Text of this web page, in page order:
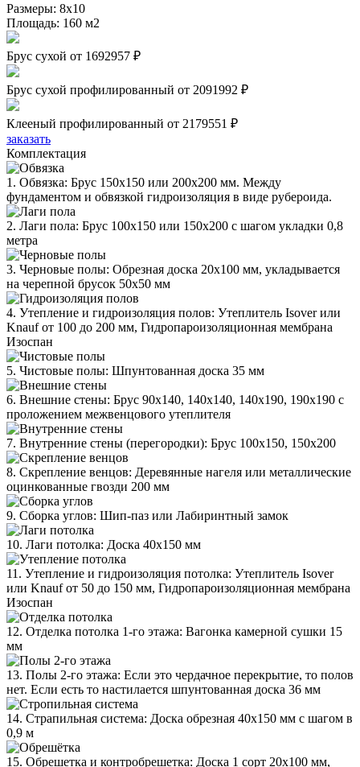
Размеры: 8х10
Площадь: 160 м2
Брус сухой от 1692957 ₽
Брус сухой профилированный от 2091992 ₽
Клееный профилированный от 2179551 ₽
заказать
Комплектация
1. Обвязка: Брус 150х150 или 200х200 мм. Между
фундаментом и обвязкой гидроизоляция в виде рубероида.
2. Лаги пола: Брус 100х150 или 150х200 с шагом укладки 0,8
метра
3. Черновые полы: Обрезная доска 20х100 мм, укладывается
на черепной брусок 50х50 мм
4. Утепление и гидроизоляция полов: Утеплитель Isover или
Knauf от 100 до 200 мм, Гидропароизоляционная мембрана
Изоспан
5. Чистовые полы: Шпунтованная доска 35 мм
6. Внешние стены: Брус 90х140, 140х140, 140х190, 190х190 с
проложением межвенцового утеплителя
7. Внутренние стены (перегородки): Брус 100х150, 150х200
8. Скрепление венцов: Деревянные нагеля или металлические
оцинкованные гвозди 200 мм
9. Сборка углов: Шип-паз или Лабиринтный замок
10. Лаги потолка: Доска 40х150 мм
11. Утепление и гидроизоляция потолка: Утеплитель Isover
или Knauf от 50 до 150 мм, Гидропароизоляционная мембрана
Изоспан
12. Отделка потолка 1-го этажа: Вагонка камерной сушки 15
мм
13. Полы 2-го этажа: Если это чердачное перекрытие, то полов
нет. Если есть то настилается шпунтованная доска 36 мм
14. Страпильная система: Доска обрезная 40х150 мм с шагом в
0,9 м
15. Обрешетка и контробрешетка: Доска 1 сорт 20х100 мм,